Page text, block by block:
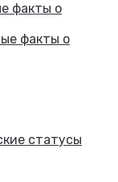
факты о
факты о
статусы